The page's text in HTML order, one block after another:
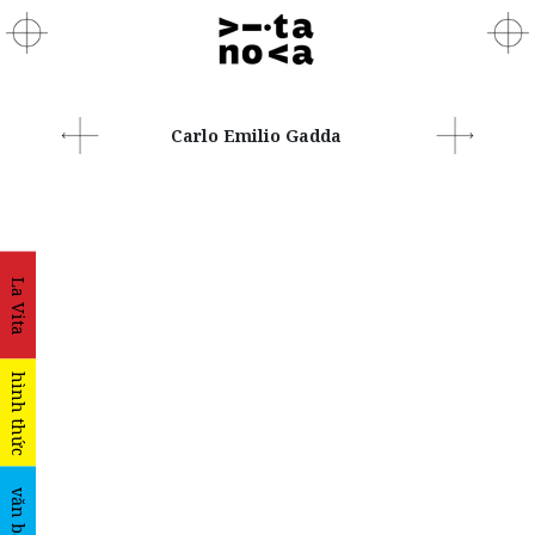
La Vita
hình thức
văn bản
Carlo Emilio Gadda